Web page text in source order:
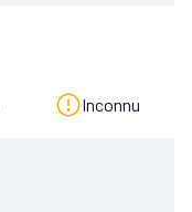
Inconnu